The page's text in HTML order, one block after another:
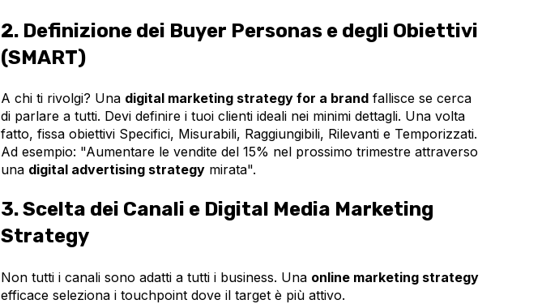
2. Definizione dei Buyer Personas e degli Obiettivi
(SMART)
A chi ti rivolgi? Una digital marketing strategy for a brand fallisce se cerca
di parlare a tutti. Devi definire i tuoi clienti ideali nei minimi dettagli. Una volta
fatto, fissa obiettivi Specifici, Misurabili, Raggiungibili, Rilevanti e Temporizzati.
Ad esempio: "Aumentare le vendite del 15% nel prossimo trimestre attraverso
una digital advertising strategy mirata".
3. Scelta dei Canali e Digital Media Marketing
Strategy
Non tutti i canali sono adatti a tutti i business. Una online marketing strategy
efficace seleziona i touchpoint dove il target è più attivo.